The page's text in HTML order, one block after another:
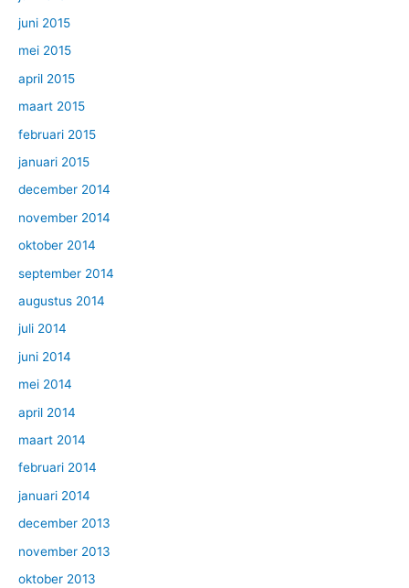
juni 2015
mei 2015
april 2015
maart 2015
februari 2015
januari 2015
december 2014
november 2014
oktober 2014
september 2014
augustus 2014
juli 2014
juni 2014
mei 2014
april 2014
maart 2014
februari 2014
januari 2014
december 2013
november 2013
oktober 2013